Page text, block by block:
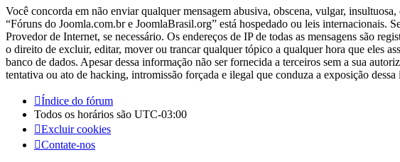
Você concorda em não enviar qualquer mensagem abusiva, obscena, vulgar,
“Fóruns do Joomla.com.br e JoomlaBrasil.org” está hospedado ou leis internacionais.
Provedor de Internet, se necessário. Os endereços de IP de todas as mensagens são
o direito de excluir, editar, mover ou trancar qualquer tópico a qualquer hora que eles
banco de dados. Apesar dessa informação não ser fornecida a terceiros sem a sua
tentativa ou ato de hacking, intromissão forçada e ilegal que conduza a exposição dessa
Índice do fórum
Todos os horários são UTC-03:00
Excluir cookies
Contate-nos